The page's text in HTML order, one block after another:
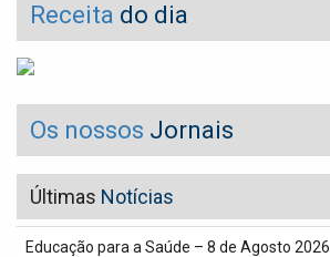
Receita do dia
Os nossos Jornais
Últimas Notícias
Educação para a Saúde – 8 de Agosto 2026